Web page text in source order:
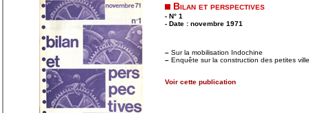
Bilan et perspectives
- N° 1
- Date : novembre 1971
– Sur la mobilisation Indochine
– Enquête sur la construction des petites
Voir cette publication